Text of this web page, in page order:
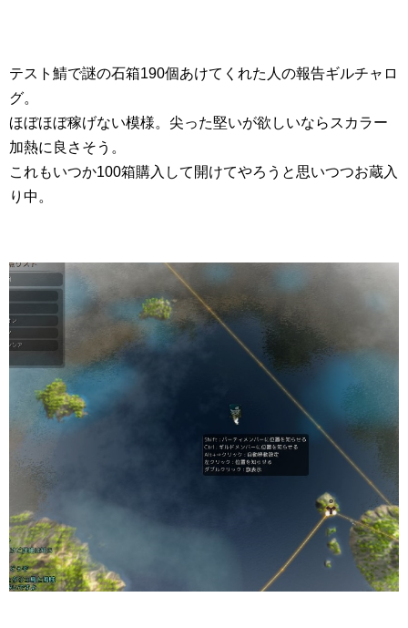
テスト鯖で謎の石箱190個あけてくれた人の報告ギルチャロ
グ。
ほぼほぼ稼げない模様。尖った堅いが欲しいならスカラー
加熱に良さそう。
これもいつか100箱購入して開けてやろうと思いつつお蔵入
り中。